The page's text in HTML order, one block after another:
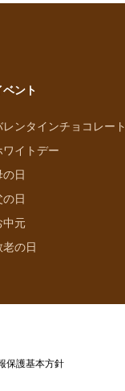
ベント
レンタインチョコレート
ワイトデー
の日
の日
中元
老の日
保護基本方針